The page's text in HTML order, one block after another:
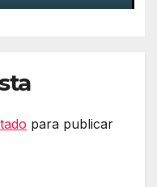
para publicar